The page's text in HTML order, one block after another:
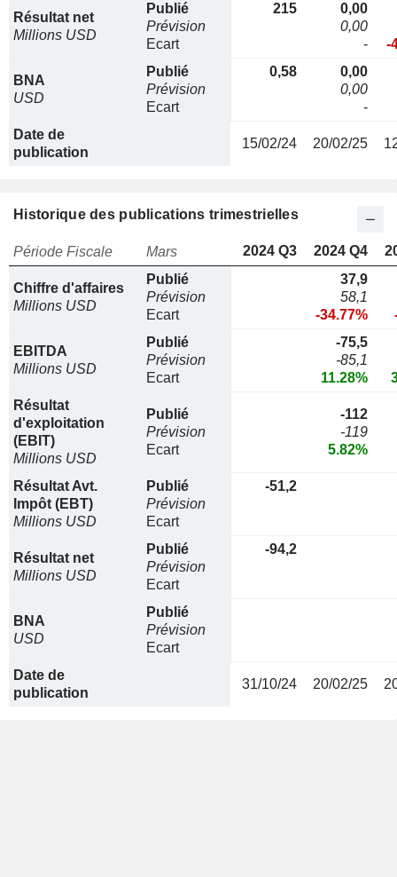
Résultat net
Millions USD
Publié
Prévision
Ecart
215
0,00
0,00
-
-
BNA
USD
Publié
Prévision
Ecart
0,58
0,00
0,00
-
Date de
publication
15/02/24 20/02/25
Historique des publications trimestrielles
Période Fiscale Mars 2024 Q3 2024 Q4
Chiffre d'affaires
Millions USD
Publié
Prévision
Ecart
37,9
58,1
-34.77%
EBITDA
Millions USD
Publié
Prévision
Ecart
-75,5
-85,1
11.28%
Résultat
d'exploitation
(EBIT)
Millions USD
Publié
Prévision
Ecart
-112
-119
5.82%
Résultat Avt.
Impôt (EBT)
Millions USD
Publié
Prévision
Ecart
-51,2
Résultat net
Millions USD
Publié
Prévision
Ecart
-94,2
BNA
USD
Publié
Prévision
Ecart
Date de
publication
31/10/24 20/02/25